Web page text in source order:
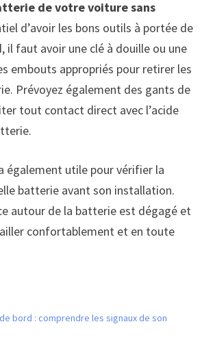
de votre voiture sans
d’avoir les bons outils à portée de
il faut avoir une clé à douille ou une
embouts appropriés pour retirer les
Prévoyez également des gants de
tout contact direct avec l’acide
également utile pour vérifier la
batterie avant son installation.
autour de la batterie est dégagé et
confortablement et en toute
bord : comprendre les signaux de son